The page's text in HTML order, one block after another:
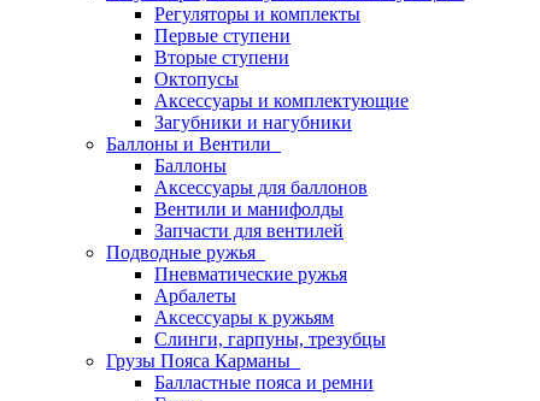
Регуляторы и комплекты
Первые ступени
Вторые ступени
Октопусы
Аксессуары и комплектующие
Загубники и нагубники
Баллоны и Вентили
Баллоны
Аксессуары для баллонов
Вентили и манифолды
Запчасти для вентилей
Подводные ружья
Пневматические ружья
Арбалеты
Аксессуары к ружьям
Слинги, гарпуны, трезубцы
Грузы Пояса Карманы
Балластные пояса и ремни